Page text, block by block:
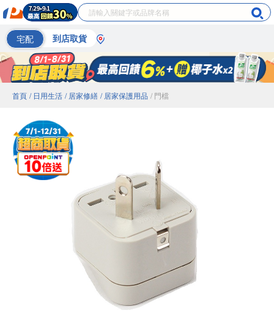
宅配 到店取貨
首頁 / 日用生活 / 居家修繕 / 居家保護用品 / 門檔